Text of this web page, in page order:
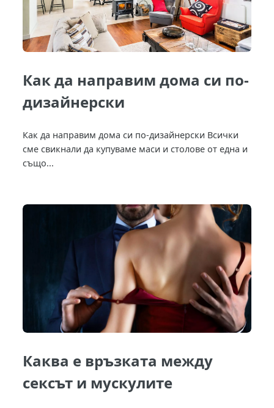
Как да направим дома си по-
дизайнерски
Как да направим дома си по-дизайнерски Всички
сме свикнали да купуваме маси и столове от една и
също...
Каква е връзката между
сексът и мускулите